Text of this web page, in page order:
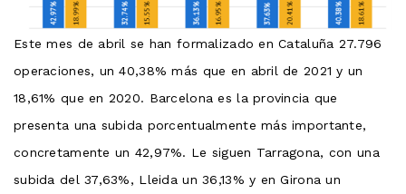
Este mes de abril se han formalizado en Cataluña 27.796
operaciones, un 40,38% más que en abril de 2021 y un
18,61% que en 2020. Barcelona es la provincia que
presenta una subida porcentualmente más importante,
concretamente un 42,97%. Le siguen Tarragona, con una
subida del 37,63%, Lleida un 36,13% y en Girona un